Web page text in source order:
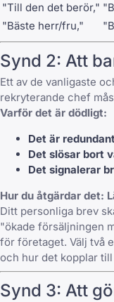
"Till den det berör,"
"Bäste herr/fru,"
Synd 2: Att
Ett av de vanligaste
rekryterande chef
Varför det är dödligt:
Det är
Det slösar bort
Det signalerar
Hur du åtgärdar det:
Ditt personliga brev
"ökade försäljningen
för företaget. Välj två
och hur det kopplar
Synd 3: Att